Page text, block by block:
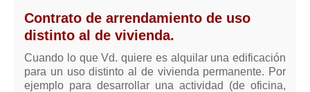
Contrato de arrendamiento de uso
distinto al de vivienda.
Cuando lo que Vd. quiere es alquilar una edificación
para un uso distinto al de vivienda permanente. Por
ejemplo para desarrollar una actividad (de oficina,